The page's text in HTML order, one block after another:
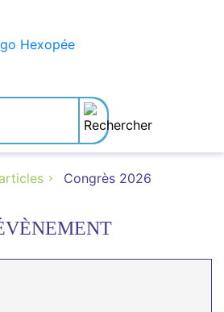
Congrès 2026